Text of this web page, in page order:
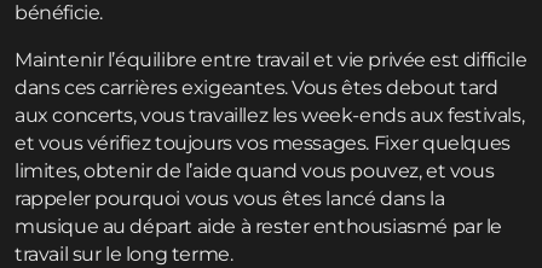
bénéficie.
Maintenir l’équilibre entre travail et vie privée est difficile
dans ces carrières exigeantes. Vous êtes debout tard
aux concerts, vous travaillez les week-ends aux festivals,
et vous vérifiez toujours vos messages. Fixer quelques
limites, obtenir de l’aide quand vous pouvez, et vous
rappeler pourquoi vous vous êtes lancé dans la
musique au départ aide à rester enthousiasmé par le
travail sur le long terme.